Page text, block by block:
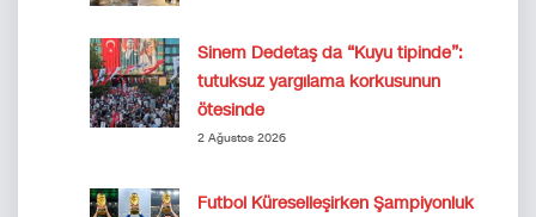
Sinem Dedetaş da “Kuyu tipinde”:
tutuksuz yargılama korkusunun
ötesinde
2 Ağustos 2026
Futbol Küreselleşirken Şampiyonluk